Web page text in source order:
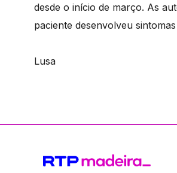
desde o início de março. As
paciente desenvolveu
Lusa